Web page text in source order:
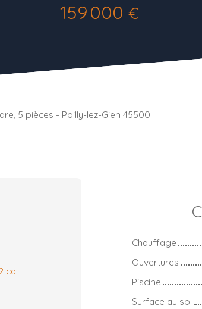
159 000 €
5 pièces - Poilly-lez-Gien 45500
ca
Chauffage
Ouvertures
Piscine
Surface au sol